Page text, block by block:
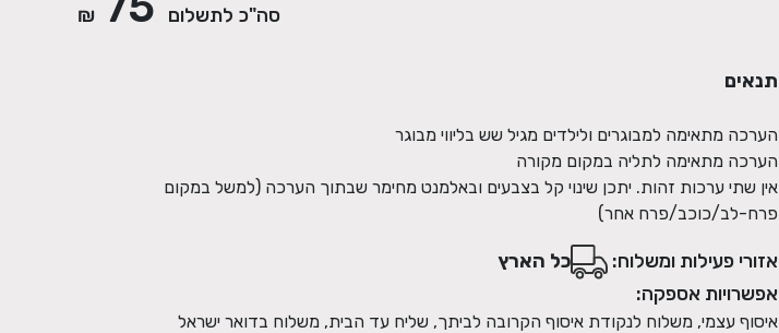
סה"כ לתשלום ₪
תנאים
אין שתי ערכות זהות. יתכן שינוי קל בצבעים ובאלמנט מחימר שבתוך הערכה (למשל במקום
פרח-לב/כוכב/פרח אחר)
אזורי פעילות ומשלוח:
כל הארץ
אפשרויות אספקה:
איסוף עצמי, משלוח לנקודת איסוף הקרובה לביתך, שליח עד הבית, משלוח בדואר ישראל